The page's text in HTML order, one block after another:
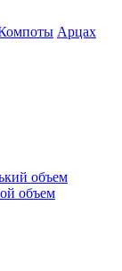
Арцах
объем
объем